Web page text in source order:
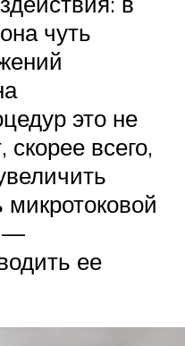
чуть
это не
всего,
—
ее